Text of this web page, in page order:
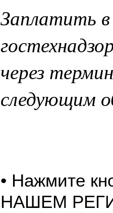
Заплатить
через
следующим
• Нажмите
НАШЕМ